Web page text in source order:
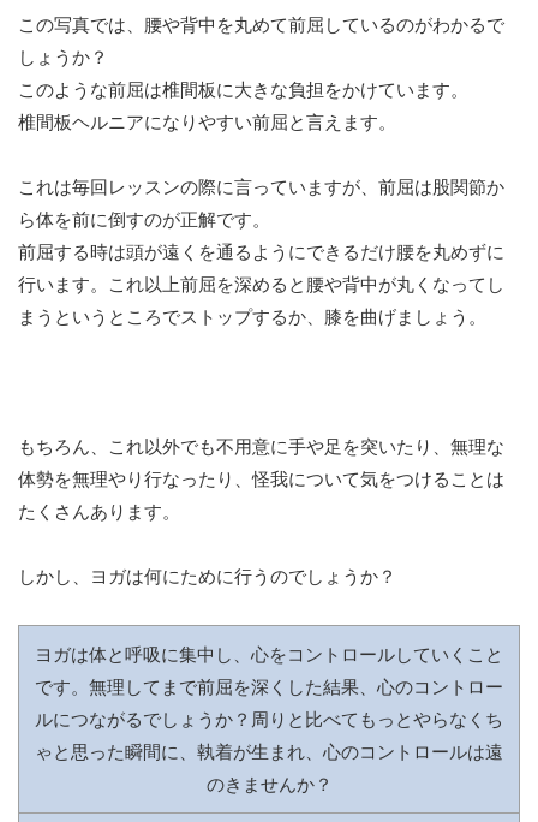
この写真では、腰や背中を丸めて前屈しているのがわかるで
しょうか？
このような前屈は椎間板に大きな負担をかけています。
椎間板ヘルニアになりやすい前屈と言えます。
これは毎回レッスンの際に言っていますが、前屈は股関節か
ら体を前に倒すのが正解です。
前屈する時は頭が遠くを通るようにできるだけ腰を丸めずに
行います。これ以上前屈を深めると腰や背中が丸くなってし
まうというところでストップするか、膝を曲げましょう。
もちろん、これ以外でも不用意に手や足を突いたり、無理な
体勢を無理やり行なったり、怪我について気をつけることは
たくさんあります。
しかし、ヨガは何にために行うのでしょうか？
ヨガは体と呼吸に集中し、心をコントロールしていくこと
です。無理してまで前屈を深くした結果、心のコントロー
ルにつながるでしょうか？周りと比べてもっとやらなくち
ゃと思った瞬間に、執着が生まれ、心のコントロールは遠
のきませんか？